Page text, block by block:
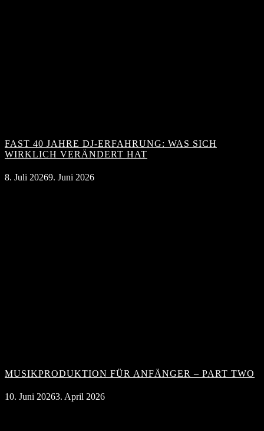
FAST 40 JAHRE DJ-ERFAHRUNG: WAS SICH
WIRKLICH VERÄNDERT HAT
8. Juli 20269. Juni 2026
MUSIKPRODUKTION FÜR ANFÄNGER – PART TWO
10. Juni 20263. April 2026